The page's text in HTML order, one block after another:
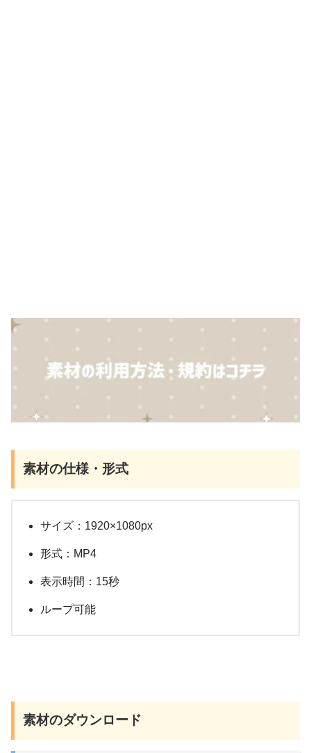
素材の仕様・形式
サイズ：1920×1080px
形式：MP4
表示時間：15秒
ループ可能
素材のダウンロード